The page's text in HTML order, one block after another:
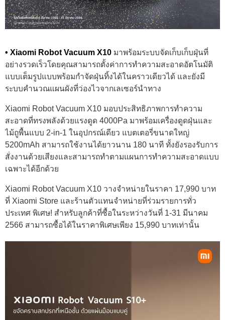
• Xiaomi Robot Vacuum X10 มาพร้อมระบบจัดเก็บเก็บฝุ่นที่
อย่างรวดเร็วโดยคุณสามารถตั้งค่าการทำความสะอาดอัตโนมัติ
แบบเต็มรูปแบบพร้อมกำจัดฝุ่นทิ้งได้ในคราวเดียวได้ และยังมี
ระบบคำนวณแผนผังที่ว่องไวจากเลเซอร์นำทาง
Xiaomi Robot Vacuum X10 มอบประสิทธิภาพการทำความ
สะอาดที่ทรงพลังด้วยแรงดูด 4000Pa มาพร้อมเครื่องดูดฝุ่นและ
ไม้ถูพื้นแบบ 2-in-1 ในอุปกรณ์เดียว แบตเตอรี่ขนาดใหญ่
5200mAh สามารถใช้งานได้ยาวนาน 180 นาที ทั้งยังรองรับการ
สั่งงานด้วยเสียงและสามารถทำตามแผนการทำความสะอาดแบบ
เฉพาะได้อีกด้วย
Xiaomi Robot Vacuum X10 วางจำหน่ายในราคา 17,990 บาท
ที่ Xiaomi Store และร้านตัวแทนจำหน่ายที่ร่วมรายการทั่ว
ประเทศ พิเศษ! สำหรับลูกค้าที่ซื้อในระหว่างวันที่ 1-31 มีนาคม
2566 สามารถซื้อได้ในราคาพิเศษเพียง 15,990 บาทเท่านั้น